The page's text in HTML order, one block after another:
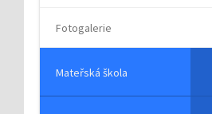
Fotogalerie
Mateřská škola